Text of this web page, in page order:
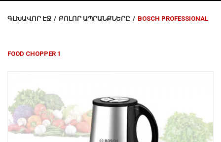
Խոհանոցային
Գեղեցկություն ԵՒ Խնամք
Երեխաների Համար
Լավագույն Վաճառք
ԳԼԽԱՎՈՐ ԷՋ / ԲՈԼՈՐ ԱՊՐԱՆՔՆԵՐԸ / BOSCH PROFESSIONAL
FOOD CHOPPER 1